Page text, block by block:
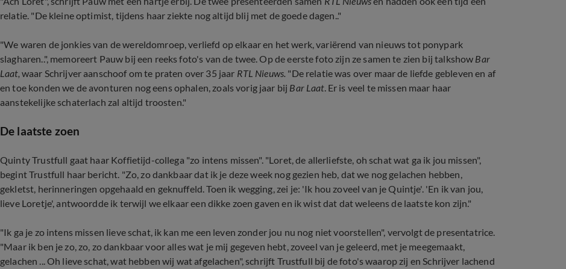
relatie. "De kleine optimist, tijdens haar ziekte nog altijd blij met de goede dagen.."
"We waren de jonkies van de wereldomroep, verliefd op elkaar en het werk, variërend van nieuws tot ponypark
slagharen..", memoreert Pauw bij een reeks foto's van de twee. Op de eerste foto zijn ze samen te zien bij talkshow Bar
Laat, waar Schrijver aanschoof om te praten over 35 jaar RTL Nieuws. "De relatie was over maar de liefde gebleven en af
en toe konden we de avonturen nog eens ophalen, zoals vorig jaar bij Bar Laat. Er is veel te missen maar haar
aanstekelijke schaterlach zal altijd troosten."
De laatste zoen
Quinty Trustfull gaat haar Koffietijd-collega "zo intens missen". "Loret, de allerliefste, oh schat wat ga ik jou missen",
begint Trustfull haar bericht. "Zo, zo dankbaar dat ik je deze week nog gezien heb, dat we nog gelachen hebben,
gekletst, herinneringen opgehaald en geknuffeld. Toen ik wegging, zei je: 'Ik hou zoveel van je Quintje'. 'En ik van jou,
lieve Loretje', antwoordde ik terwijl we elkaar een dikke zoen gaven en ik wist dat dat weleens de laatste kon zijn."
"Ik ga je zo intens missen lieve schat, ik kan me een leven zonder jou nu nog niet voorstellen", vervolgt de presentatrice.
"Maar ik ben je zo, zo, zo dankbaar voor alles wat je mij gegeven hebt, zoveel van je geleerd, met je meegemaakt,
gelachen ... Oh lieve schat, wat hebben wij wat afgelachen", schrijft Trustfull bij de foto's waarop zij en Schrijver lachend